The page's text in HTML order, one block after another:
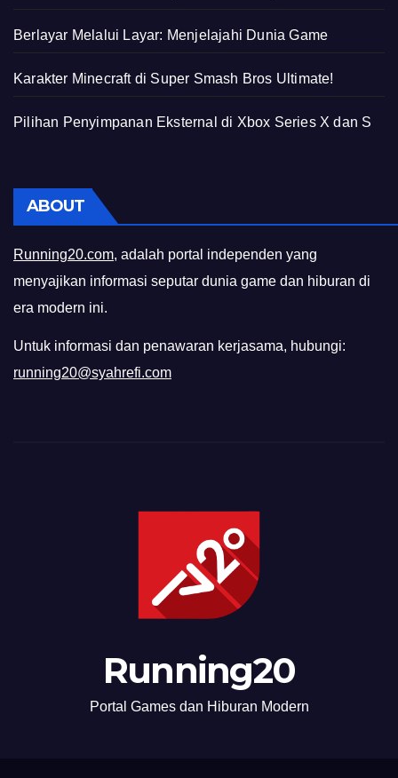
Berlayar Melalui Layar: Menjelajahi Dunia Game
Karakter Minecraft di Super Smash Bros Ultimate!
Pilihan Penyimpanan Eksternal di Xbox Series X dan S
ABOUT
Running20.com, adalah portal independen yang
menyajikan informasi seputar dunia game dan hiburan di
era modern ini.
Untuk informasi dan penawaran kerjasama, hubungi:
running20@syahrefi.com
Running20
Portal Games dan Hiburan Modern